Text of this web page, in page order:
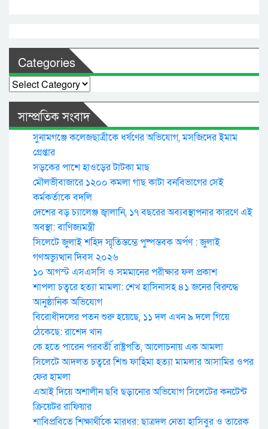
Categories
Categories
সাম্প্রতিক সংবাদ
সুনামগঞ্জে কলেজছাত্রীকে ধর্ষণের অভিযোগ, মসজিদের ইমাম
গ্রেপ্তার
সড়কের পাশে হাওড়ের টাটকা মাছ
মৌলভীবাজারে ১২০০ কমলা গাছ কাটা বনবিভাগের সেই
কর্মকর্তাকে বদলি
দেশের বড় চ্যালেঞ্জ জ্বালানি, ১৭ বছরের অব্যবস্থাপনার কারণে এই
অবস্থা: বাণিজ্যমন্ত্রী
সিলেটে জুলাই শহিদ স্মৃতিস্তম্ভে পুষ্পস্তবক অর্পণ : জুলাই
গণঅভ্যুত্থান দিবস ২০২৬
১০ আগস্ট এসএসসি ও সমমানের পরীক্ষার ফল প্রকাশ
শাপলা চত্বরে হত্যা মামলা: শেখ হাসিনাসহ ৪১ জনের বিরুদ্ধে
আনুষ্ঠানিক অভিযোগ
বিরোধীদলের পতন শুরু হয়েছে, ১১ দল এখন ৯ দলে গিয়ে
ঠেকেছে: রাশেদ খান
কে হতে পারেন পরবর্তী রাষ্ট্রপতি, আলোচনায় এক আমলা
সিলেটে আদলত চত্বরে শিশু ফাহিমা হত্যা মামলার আসামির ওপর
ফের হামলা
এআই দিয়ে অশালীন ছবি ছড়ানোর অভিযোগ সিলেটের কনটেন্ট
ক্রিয়েটর রাফিয়ার
শাবিপ্রবিতে শিক্ষার্থীকে মারধর: ছাত্রদল নেতা হাসিবুর ও তারেক